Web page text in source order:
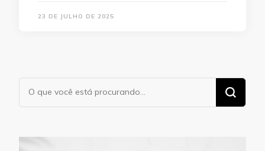
23 DE JULHO DE 2025
Procurando
algo?